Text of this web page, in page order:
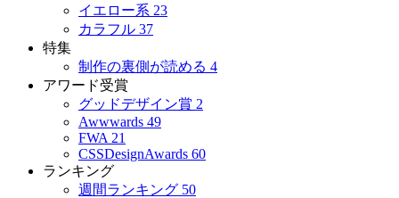
イエロー系 23
カラフル 37
特集
制作の裏側が読める 4
アワード受賞
グッドデザイン賞 2
Awwwards 49
FWA 21
CSSDesignAwards 60
ランキング
週間ランキング 50